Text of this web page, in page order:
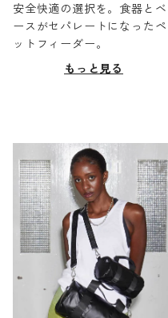
安全快適の選択を。食器とベ
ースがセパレートになったペ
ットフィーダー。
もっと見る